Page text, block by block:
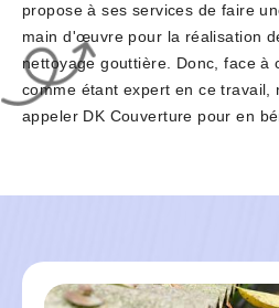
propose à ses services de faire
main d'œuvre pour la réalisation
nettoyage gouttière. Donc, face à
comme étant expert en ce travail,
appeler DK Couverture pour en